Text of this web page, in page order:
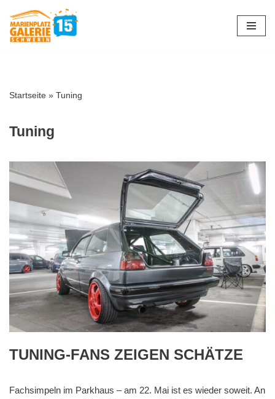
Zum
Startseite » Tuning
Tuning
TUNING-FANS ZEIGEN SCHÄTZE
Fachsimpeln im Parkhaus – am 22. Mai ist es wieder soweit. An